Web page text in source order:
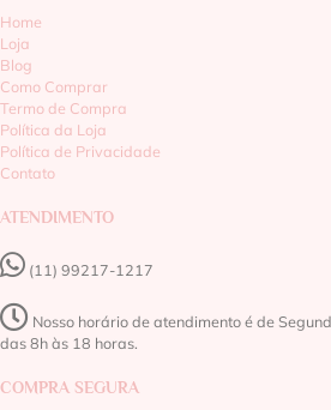
Home
Loja
Blog
Como Comprar
Termo de Compra
Política da Loja
Política de Privacidade
Contato
ATENDIMENTO
(11) 99217-1217‬
Nosso horário de atendimento é de
das 8h às 18 horas.
COMPRA SEGURA